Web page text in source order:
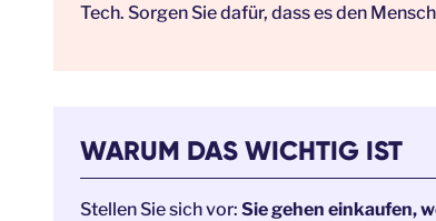
Tech. Sorgen Sie dafür, dass es den
WARUM DAS WICHTIG IST
Stellen Sie sich vor: Sie gehen einkaufen,